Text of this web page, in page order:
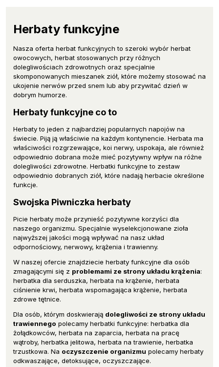
Herbaty funkcyjne
Nasza oferta herbat funkcyjnych to szeroki wybór herbat
owocowych, herbat stosowanych przy różnych
dolegliwościach zdrowotnych oraz specjalnie
skomponowanych mieszanek ziół, które możemy stosować na
ukojenie nerwów przed snem lub aby przywitać dzień w
dobrym humorze.
Herbaty funkcyjne co to
Herbaty to jeden z najbardziej popularnych napojów na
świecie. Piją ją właściwie na każdym kontynencie. Herbata ma
właściwości rozgrzewające, koi nerwy, uspokaja, ale również
odpowiednio dobrana może mieć pozytywny wpływ na różne
dolegliwości zdrowotne. Herbatki funkcyjne to zestaw
odpowiednio dobranych ziół, które nadają herbacie określone
funkcje.
Swojska Piwniczka herbaty
Picie herbaty może przynieść pozytywne korzyści dla
naszego organizmu. Specjalnie wyselekcjonowane zioła
najwyższej jakości mogą wpływać na nasz układ
odpornościowy, nerwowy, krążenia i trawienny.
W naszej ofercie znajdziecie herbaty funkcyjne dla osób
zmagającymi się z problemami ze strony układu krążenia:
herbatka dla serduszka, herbata na krążenie, herbata
ciśnienie krwi, herbata wspomagająca krążenie, herbata
zdrowe tętnice.
Dla osób, którym doskwierają dolegliwości ze strony układu
trawiennego polecamy herbatki funkcyjne: herbatka dla
żołądkowców, herbata na zaparcia, herbata na pracę
wątroby, herbatka jelitowa, herbata na trawienie, herbatka
trzustkowa. Na oczyszczenie organizmu polecamy herbaty
odkwaszające, detoksujące, oczyszczające.